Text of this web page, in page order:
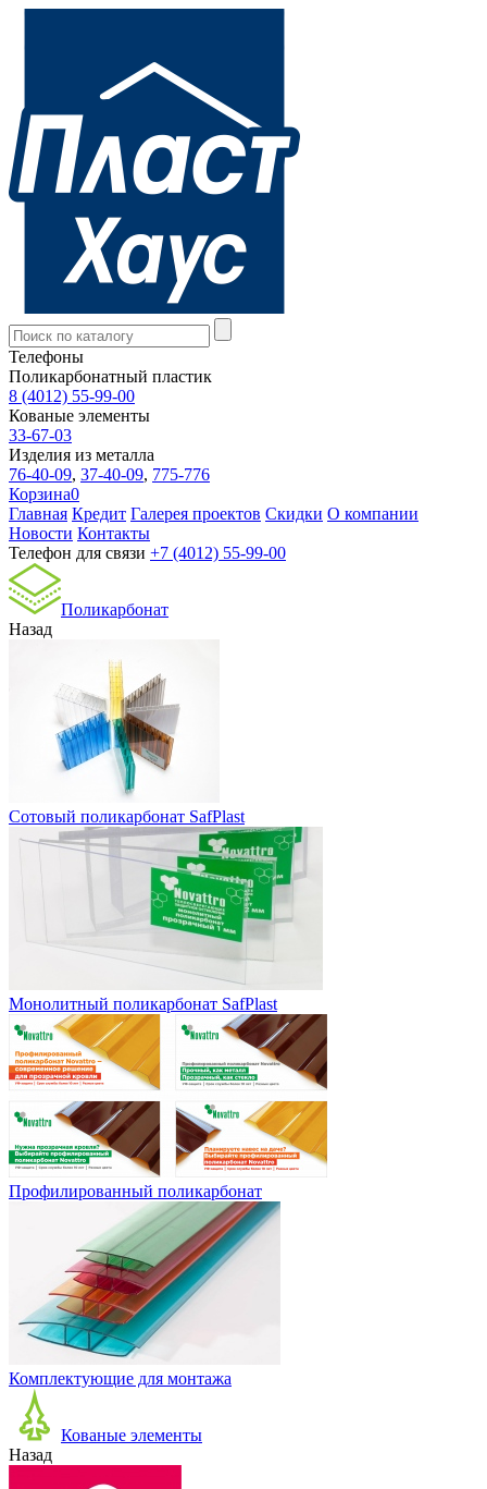
Телефоны
Поликарбонатный пластик
8 (4012) 55-99-00
Кованые элементы
33-67-03
Изделия из металла
76-40-09, 37-40-09, 775-776
Корзина0
Главная Кредит Галерея проектов Скидки О компании
Новости Контакты
Телефон для связи +7 (4012) 55-99-00
Поликарбонат
Назад
Сотовый поликарбонат SafPlast
Монолитный поликарбонат SafPlast
Профилированный поликарбонат
Комплектующие для монтажа
Кованые элементы
Назад